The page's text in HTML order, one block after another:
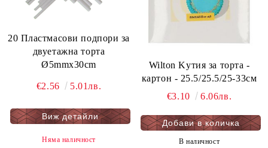
20 Пластмасови подпори за
двуетажна торта
Ø5mmx30cm
€2.56 5.01лв.
Виж детайли
Няма наличност
Wilton Kутия за торта -
картон - 25.5/25.5/25-33см
€3.10
6.06лв.
В наличност